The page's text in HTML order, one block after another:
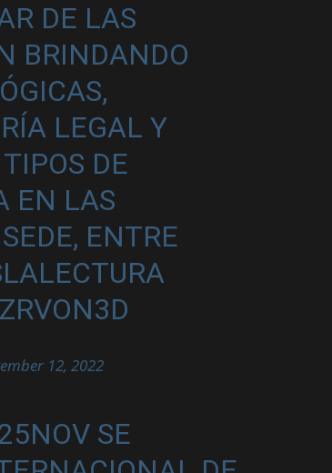
DE LAS
BRINDANDO
LEGAL Y
DE
EN LAS
ENTRE
12, 2022
SE